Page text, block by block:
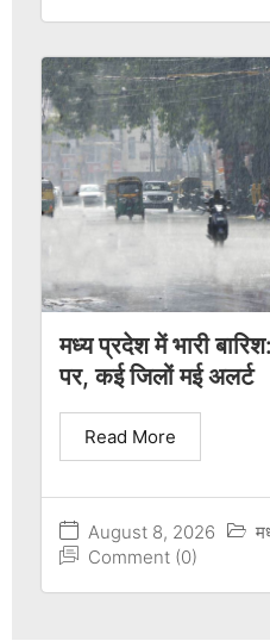
मध्य प्रदेश में भारी
पर, कई जिलों मई अलर्ट
August 8, 2026
Comment (0)
Read More